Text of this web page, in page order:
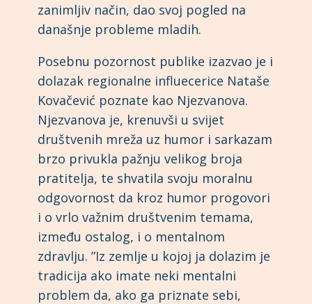
zanimljiv način, dao svoj pogled na
današnje probleme mladih.
Posebnu pozornost publike izazvao je i
dolazak regionalne influecerice Nataše
Kovačević poznate kao Njezvanova.
Njezvanova je, krenuvši u svijet
društvenih mreža uz humor i sarkazam
brzo privukla pažnju velikog broja
pratitelja, te shvatila svoju moralnu
odgovornost da kroz humor progovori
i o vrlo važnim društvenim temama,
između ostalog, i o mentalnom
zdravlju. ”Iz zemlje u kojoj ja dolazim je
tradicija ako imate neki mentalni
problem da, ako ga priznate sebi,